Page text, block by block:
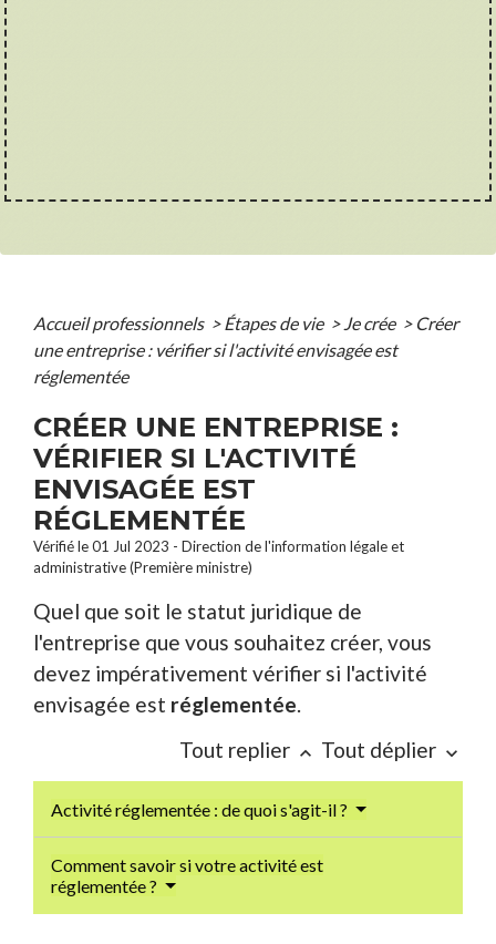
Accueil professionnels > Étapes de vie > Je crée > Créer
une entreprise : vérifier si l'activité envisagée est
réglementée
CRÉER UNE ENTREPRISE :
VÉRIFIER SI L'ACTIVITÉ
ENVISAGÉE EST
RÉGLEMENTÉE
Vérifié le 01 Jul 2023 - Direction de l'information légale et
administrative (Première ministre)
Quel que soit le statut juridique de
l'entreprise que vous souhaitez créer, vous
devez impérativement vérifier si l'activité
envisagée est réglementée.
Tout replier keyboard_arrow_up Tout déplier keyboard_arrow_down
Activité réglementée : de quoi s'agit-il ?
Comment savoir si votre activité est
réglementée ?